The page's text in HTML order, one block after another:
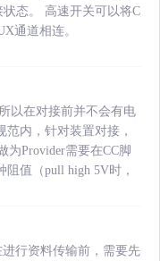
态。 高速开关可以将C
通道相连。
以在对接前并不会有电
范内，针对装置对接，
为Provider需要在CC脚
值（pull high 5V时，
行资料传输前，需要先